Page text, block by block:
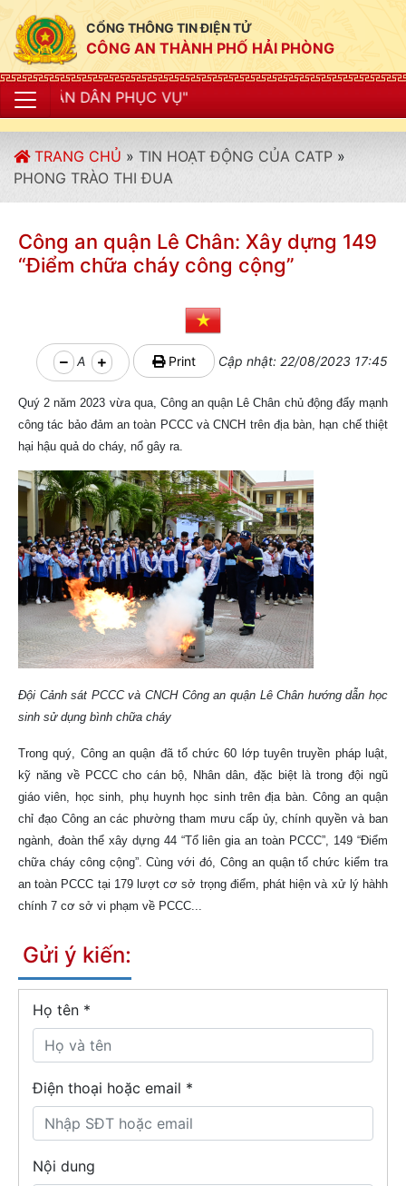
CỔNG THÔNG TIN ĐIỆN TỬ
CÔNG AN THÀNH PHỐ HẢI PHÒNG
TRANG CHỦ » TIN HOẠT ĐỘNG CỦA CATP »
PHONG TRÀO THI ĐUA
Công an quận Lê Chân: Xây dựng 149
“Điểm chữa cháy công cộng”
A Print Cập nhật: 22/08/2023 17:45
Quý 2 năm 2023 vừa qua, Công an quận Lê Chân chủ động đẩy mạnh
công tác bảo đảm an toàn PCCC và CNCH trên địa bàn, hạn chế thiệt
hại hậu quả do cháy, nổ gây ra.
Đội Cảnh sát PCCC và CNCH Công an quận Lê Chân hướng dẫn học
sinh sử dụng bình chữa cháy
Trong quý, Công an quận đã tổ chức 60 lớp tuyên truyền pháp luật,
kỹ năng về PCCC cho cán bộ, Nhân dân, đặc biệt là trong đội ngũ
giáo viên, học sinh, phụ huynh học sinh trên địa bàn. Công an quận
chỉ đạo Công an các phường tham mưu cấp ủy, chính quyền và ban
ngành, đoàn thể xây dựng 44 “Tổ liên gia an toàn PCCC”, 149 “Điểm
chữa cháy công cộng”. Cùng với đó, Công an quận tổ chức kiểm tra
an toàn PCCC tại 179 lượt cơ sở trọng điểm, phát hiện và xử lý hàhh
chính 7 cơ sở vi phạm về PCCC...
Gửi ý kiến:
Họ tên *
Điện thoại hoặc email *
Nội dung